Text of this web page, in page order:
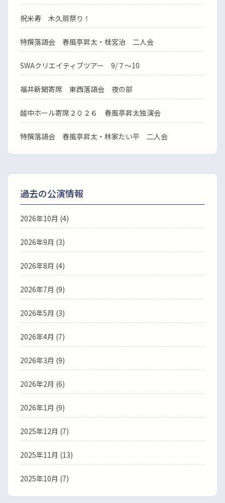
祝米寿 木久扇祭り！
特撰落語会 春風亭昇太・桂宮治 二人会
SWAクリエイティブツアー 9/７～10
福井新聞寄席 東西落語会 夜の部
越中ホール寄席２０２６ 春風亭昇太独演会
特撰落語会 春風亭昇太・林家たい平 二人会
過去の公演情報
2026年10月 (4)
2026年9月 (3)
2026年8月 (4)
2026年7月 (9)
2026年5月 (3)
2026年4月 (7)
2026年3月 (9)
2026年2月 (6)
2026年1月 (9)
2025年12月 (7)
2025年11月 (13)
2025年10月 (7)